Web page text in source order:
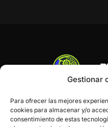
Gestionar
Para ofrecer las mejores
cookies para almacenar y/o
consentimiento de estas